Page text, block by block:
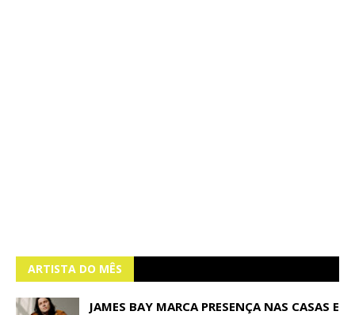
ARTISTA DO MÊS
JAMES BAY MARCA PRESENÇA NAS CASAS E